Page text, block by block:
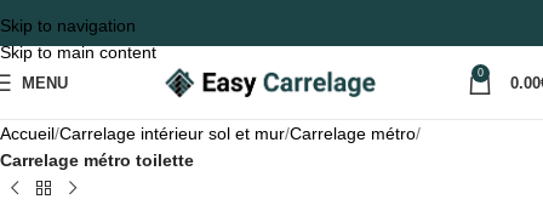
Skip to navigation
Skip to main content
MENU
0
0.00
Accueil Carrelage intérieur sol et mur Carrelage métro
Carrelage métro toilette